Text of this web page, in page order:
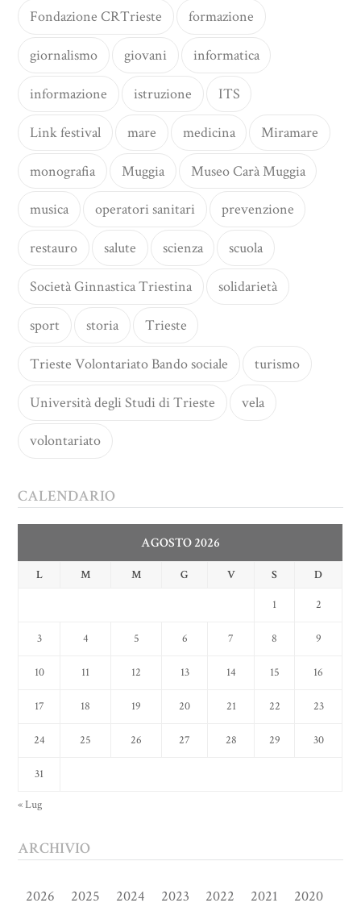
Fondazione CRTrieste formazione
giornalismo giovani informatica
informazione istruzione ITS
Link festival mare medicina Miramare
monografia Muggia Museo Carà Muggia
musica operatori sanitari prevenzione
restauro salute scienza scuola
Società Ginnastica Triestina solidarietà
sport storia Trieste
Trieste Volontariato Bando sociale turismo
Università degli Studi di Trieste vela
volontariato
CALENDARIO
AGOSTO 2026
L M M G V S D
1 2
3 4 5 6 7 8 9
10 11 12 13 14 15 16
17 18 19 20 21 22 23
24 25 26 27 28 29 30
31
« Lug
ARCHIVIO
2026 2025 2024 2023 2022 2021 2020